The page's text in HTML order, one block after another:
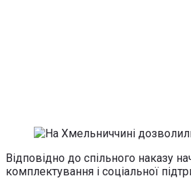
Відповідно до спільного наказу
комплектування і соціальної